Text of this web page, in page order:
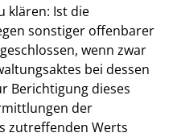
klären: Ist die
sonstiger offenbarer
wenn zwar
bei dessen
Berichtigung dieses
der
zutreffenden Werts